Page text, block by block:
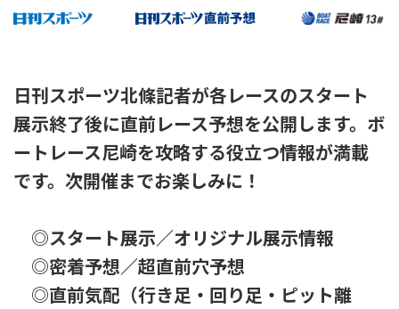
日刊スポーツ北條記者が各レースのスタート
展示終了後に直前レース予想を公開します。ボ
ートレース尼崎を攻略する役立つ情報が満載
です。次開催までお楽しみに！
◎スタート展示／オリジナル展示情報
◎密着予想／超直前穴予想
◎直前気配（行き足・回り足・ピット離